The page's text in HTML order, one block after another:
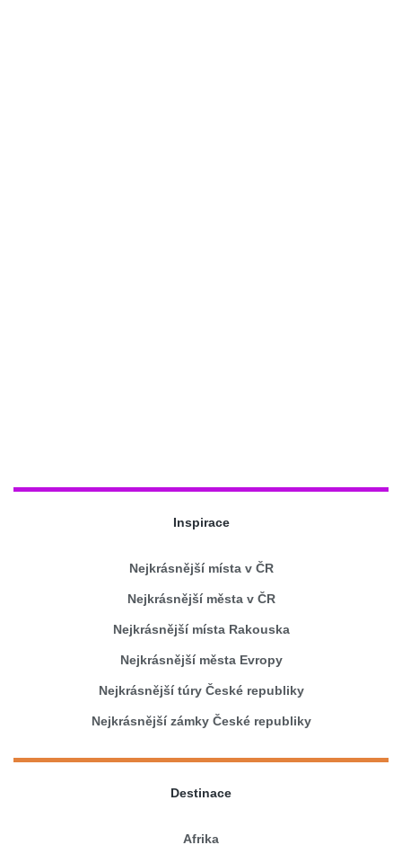
Inspirace
Nejkrásnější místa v ČR
Nejkrásnější města v ČR
Nejkrásnější místa Rakouska
Nejkrásnější města Evropy
Nejkrásnější túry České republiky
Nejkrásnější zámky České republiky
Destinace
Afrika